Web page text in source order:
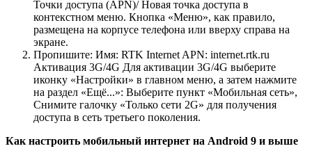
Точки доступа (APN)/ Новая точка доступа в
контекстном меню. Кнопка «Меню», как правило,
размещена на корпусе телефона или вверху справа на
экране.
Пропишите: Имя: RTK Internet APN: internet.rtk.ru
Активация 3G/4G Для активации 3G/4G выберите
иконку «Настройки» в главном меню, а затем нажмите
на раздел «Ещё...»: Выберите пункт «Мобильная сеть»,
Снимите галочку «Только сети 2G» для получения
доступа в сеть третьего поколения.
Как настроить мобильный интернет на Android 9 и выше